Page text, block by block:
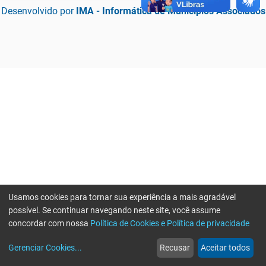
Desenvolvido por IMA - Informática de Municípios Associados
web
Notícias
more_horiz
Mais
Usamos cookies para tornar sua experiência a mais agradável
possível. Se continuar navegando neste site, você assume
concordar com nossa Política de Cookies e Política de privacidade
Gerenciar Cookies... Recusar Aceitar todos
Erro ao enviar informações, por favor tente novamente